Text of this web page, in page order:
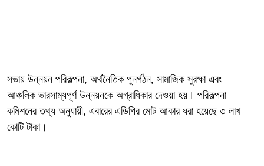
সভায় উন্নয়ন পরিকল্পনা, অর্থনৈতিক পুনর্গঠন, সামাজিক সুরক্ষা এবং
আঞ্চলিক ভারসাম্যপূর্ণ উন্নয়নকে অগ্রাধিকার দেওয়া হয়। পরিকল্পনা
কমিশনের তথ্য অনুযায়ী, এবারের এডিপির মোট আকার ধরা হয়েছে ৩ লাখ
কোটি টাকা।